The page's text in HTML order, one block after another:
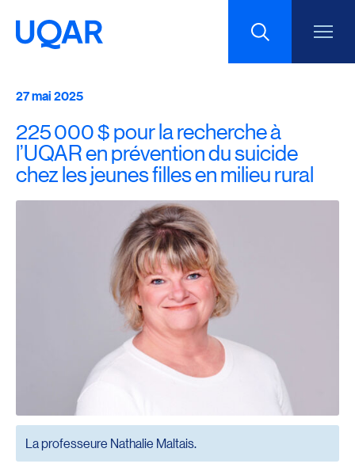
Menu principal
Taille du texte
Interlignage du texte
Espacement du texte
Réinitialiser les paramètres
27 mai 2025
225 000 $ pour la recherche à
l’UQAR en prévention du suicide
chez les jeunes filles en milieu rural
La professeure Nathalie Maltais.